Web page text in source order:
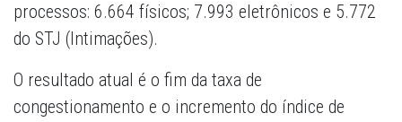
processos: 6.664 físicos; 7.993 eletrônicos e 5.772
do STJ (Intimações).
O resultado atual é o fim da taxa de
congestionamento e o incremento do índice de